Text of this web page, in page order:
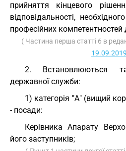
прийняття кінцевого
відповідальності,
професійних
( Частина перша статті 6 в
19.09.2019
2. Встановлюються
державної служби:
1) категорія "А" (вищий
- посади:
Керівника Апарату
його заступників;